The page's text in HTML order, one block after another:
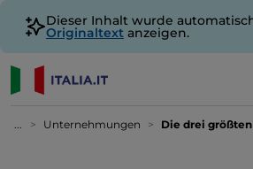
Dieser Inhalt wurde
Originaltext anzeigen.
... Unternehmungen Die drei größten Food-